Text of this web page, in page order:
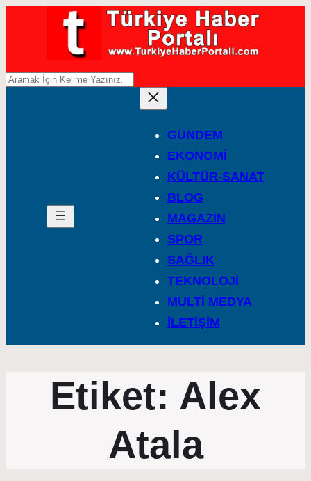
A
GÜNDEM
EKONOMİ
KÜLTÜR-SANAT
BLOG
MAGAZİN
SPOR
SAĞLIK
TEKNOLOJİ
MULTİ MEDYA
İLETİŞİM
Etiket: Alex
Atala